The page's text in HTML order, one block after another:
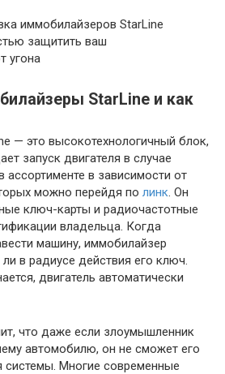
StarLine и как
— это высокотехнологичный блок,
запуск двигателя в случае
ассортименте в зависимости от
можно перейдя по линк . Он
ключ-карты и радиочастотные
владельца. Когда
машину, иммобилайзер
в радиусе действия его ключ.
двигатель автоматически
что даже если злоумышленник
автомобилю, он не сможет его
системы. Многие современные